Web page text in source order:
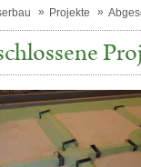
Projekte